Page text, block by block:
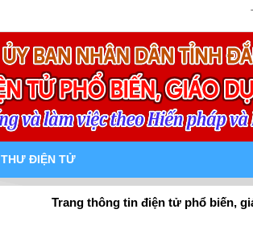
THƯ ĐIỆN TỬ
Trang thông tin điện tử phổ biến, giáo dục